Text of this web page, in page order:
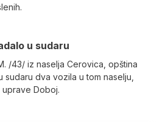
u sudaru
/43/ iz naselja Cerovica, opština
sudaru dva vozila u tom naselju,
Doboj.